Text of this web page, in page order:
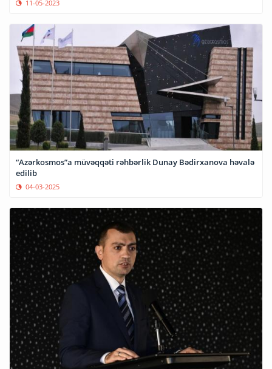
11-05-2023
“Azərkosmos”a müvəqqəti rəhbərlik Dunay Bədirxanova həvalə
edilib
04-03-2025